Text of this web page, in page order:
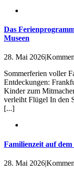
Das
Museen
28. Mai 2026|
Sommerferien voller
Entdeckungen:
Kinder zum
verleiht Flügel In den
[...]
Familienzeit auf dem
28. Mai 2026|